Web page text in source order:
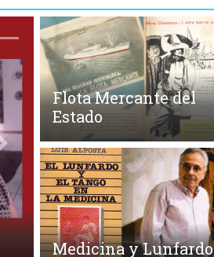
Siguiente
Flota Mercante del
Estado
Medicina y Lunfardo